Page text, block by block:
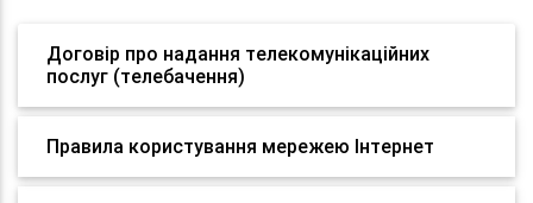
Договір про надання телекомунікаційних
послуг (телебачення)
Правила користування мережею Інтернет